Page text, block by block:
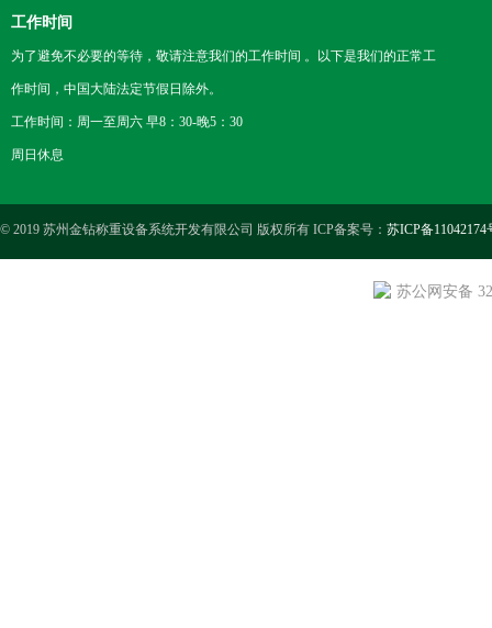
工作时间
为了避免不必要的等待，敬请注意我们的工作时间 。以下是我们的正常工
作时间，中国大陆法定节假日除外。
工作时间：周一至周六 早8：30-晚5：30
周日休息
© 2019 苏州金钻称重设备系统开发有限公司 版权所有 ICP备案号： 苏ICP备11042174
苏公网安备